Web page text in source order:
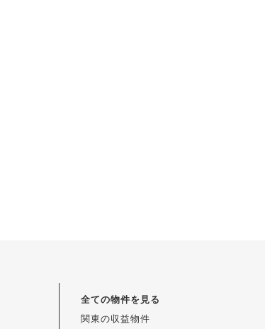
全ての物件を見る
関東の収益物件